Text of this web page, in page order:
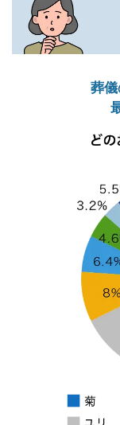
葬